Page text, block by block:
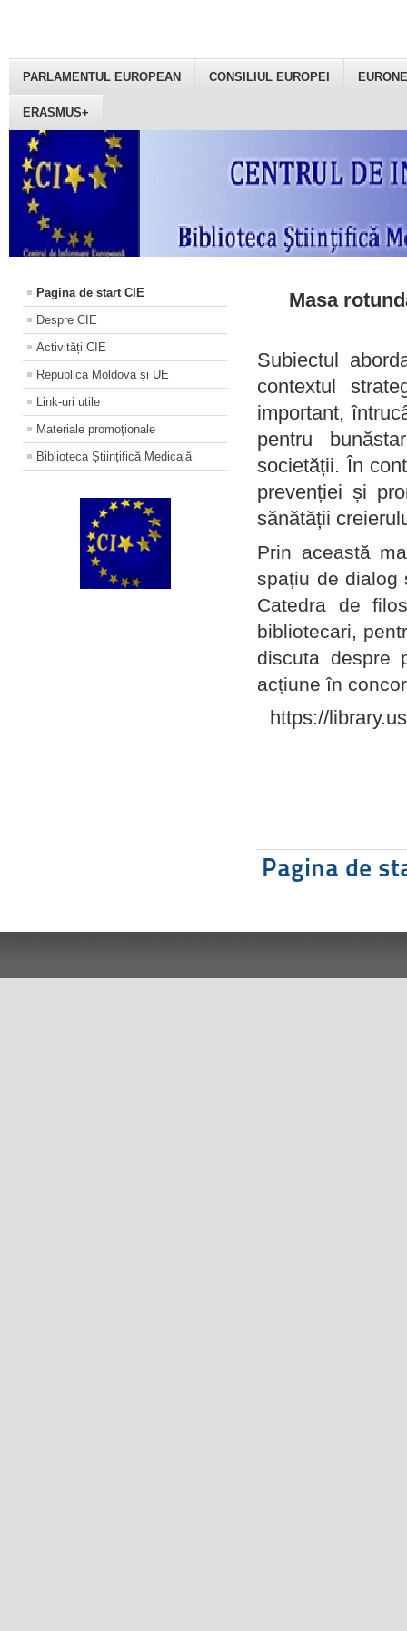
PARLAMENTUL EUROPEAN CONSILIUL EUROPEI
ERASMUS+
Pagina de start CIE
Despre CIE
Activități CIE
Republica Moldova și UE
Link-uri utile
Materiale promoţionale
Biblioteca Științifică Medicală
Masa
Subiectul
contextul
important,
pentru
societății. În
prevenției și
sănătății
Prin această
spațiu de dialog
Catedra de
bibliotecari,
discuta despre
acțiune în
https://
Pagina de